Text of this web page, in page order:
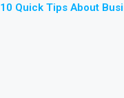
10 Quick Tips About